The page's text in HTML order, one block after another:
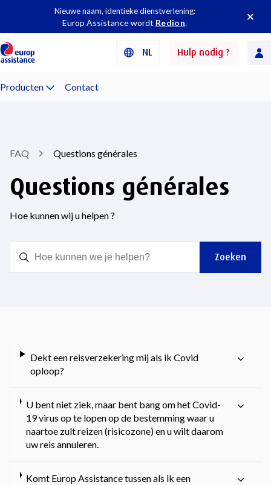
Nieuwe naam, identieke dienstverlening:
Europ Assistance wordt Redion.
NL Hulp nodig ?
Producten Contact
FAQ Questions générales
Questions générales
Hoe kunnen wij u helpen ?
Zoeken
Dekt een reisverzekering mij als ik Covid
oploop?
U bent niet ziek, maar bent bang om het Covid-
19 virus op te lopen op de bestemming waar u
naartoe zult reizen (risicozone) en u wilt daarom
uw reis annuleren.
Komt Europ Assistance tussen als ik een